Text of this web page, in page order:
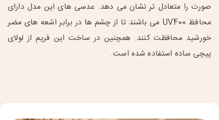
صورت را متعادل تر نشان می دهد. عدسی های این مدل دارای
محافظ UV400 می باشند تا از چشم ها در برابر اشعه های مضر
خورشید محافظت کنند. همچنین در ساخت این فریم از لولای
پیچی ساده استفاده شده است.